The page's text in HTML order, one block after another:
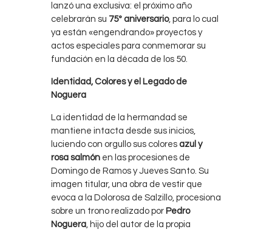
lanzó una exclusiva: el próximo año
celebrarán su 75º aniversario, para lo cual
ya están «engendrando» proyectos y
actos especiales para conmemorar su
fundación en la década de los 50.
Identidad, Colores y el Legado de
Noguera
La identidad de la hermandad se
mantiene intacta desde sus inicios,
luciendo con orgullo sus colores azul y
rosa salmón en las procesiones de
Domingo de Ramos y Jueves Santo. Su
imagen titular, una obra de vestir que
evoca a la Dolorosa de Salzillo, procesiona
sobre un trono realizado por Pedro
Noguera , hijo del autor de la propia